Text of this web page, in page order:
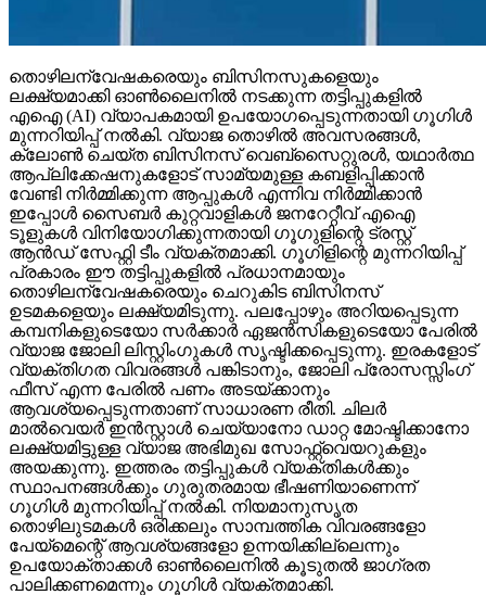
തൊഴിലന്വേഷകരെയും ബിസിനസുകളെയും
ലക്ഷ്യമാക്കി ഓണ്‍ലൈനില്‍ നടക്കുന്ന തട്ടിപ്പുകളില്‍
എഐ (AI) വ്യാപകമായി ഉപയോഗപ്പെടുന്നതായി ഗൂഗിള്‍
മുന്നറിയിപ്പ് നല്‍കി. വ്യാജ തൊഴില്‍ അവസരങ്ങള്‍,
ക്ലോണ്‍ ചെയ്ത ബിസിനസ് വെബ്‌സൈറ്റുരള്‍, യഥാര്‍ത്ഥ
ആപ്ലിക്കേഷനുകളോട് സാമ്യമുള്ള കബളിപ്പിക്കാന്‍
വേണ്ടി നിര്‍മ്മിക്കുന്ന ആപ്പുകള്‍ എന്നിവ നിര്‍മ്മിക്കാന്‍
ഇപ്പോള്‍ സൈബര്‍ കുറ്റവാളികള്‍ ജനറേറ്റീവ് എഐ
ടൂളുകള്‍ വിനിയോഗിക്കുന്നതായി ഗൂഗുളിന്റെ ട്രസ്റ്റ്
ആന്‍ഡ് സേഫ്റ്റി ടീം വ്യക്തമാക്കി. ഗൂഗിളിന്റെ മുന്നറിയിപ്പ്
പ്രകാരം ഈ തട്ടിപ്പുകളില്‍ പ്രധാനമായും
തൊഴിലന്വേഷകരെയും ചെറുകിട ബിസിനസ്
ഉടമകളെയും ലക്ഷ്യമിടുന്നു. പലപ്പോഴും അറിയപ്പെടുന്ന
കമ്പനികളുടെയോ സര്‍ക്കാര്‍ ഏജന്‍സികളുടെയോ പേരില്‍
വ്യാജ ജോലി ലിസ്റ്റിംഗുകള്‍ സൃഷ്ടിക്കപ്പെടുന്നു. ഇരകളോട്
വ്യക്തിഗത വിവരങ്ങള്‍ പങ്കിടാനും, ജോലി പ്രോസസ്സിംഗ്
ഫീസ് എന്ന പേരില്‍ പണം അടയ്ക്കാനും
ആവശ്യപ്പെടുന്നതാണ് സാധാരണ രീതി. ചിലര്‍
മാല്‍വെയര്‍ ഇന്‍സ്റ്റാള്‍ ചെയ്യാനോ ഡാറ്റ മോഷ്ടിക്കാനോ
ലക്ഷ്യമിട്ടുള്ള വ്യാജ അഭിമുഖ സോഫ്റ്റ്‌വെയറുകളും
അയക്കുന്നു. ഇത്തരം തട്ടിപ്പുകള്‍ വ്യക്തികള്‍ക്കും
സ്ഥാപനങ്ങള്‍ക്കും ഗുരുതരമായ ഭീഷണിയാണെന്ന്
ഗൂഗിള്‍ മുന്നറിയിപ്പ് നല്‍കി. നിയമാനുസൃത
തൊഴിലുടമകള്‍ ഒരിക്കലും സാമ്പത്തിക വിവരങ്ങളോ
പേയ്‌മെന്റെ് ആവശ്യങ്ങളോ ഉന്നയിക്കില്ലെന്നും
ഉപയോക്താക്കള്‍ ഓണ്‍ലൈനില്‍ കൂടുതല്‍ ജാഗ്രത
പാലിക്കണമെന്നും ഗൂഗിള്‍ വ്യക്തമാക്കി.